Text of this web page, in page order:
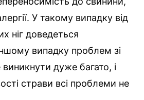
У такому випадку від
ніг доведеться
випадку проблем зі
дуже багато, і
страви всі проблеми не